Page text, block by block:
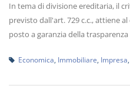
In tema di divisione ereditaria, il
previsto dall'art. 729 c.c., attiene
posto a garanzia della
Economica Immobiliare Impresa